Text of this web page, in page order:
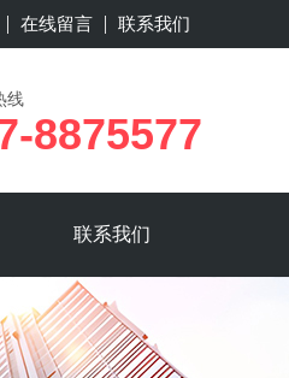
在线留言 联系我们
线
8875577
联系我们